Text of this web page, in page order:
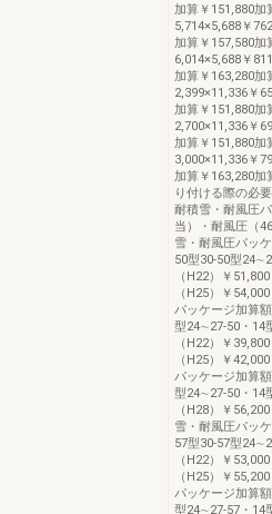
加算￥151,880加
5,714×5,688￥
加算￥157,580加
6,014×5,688￥
加算￥163,280加
2,399×11,336￥
加算￥151,880加
2,700×11,336￥
加算￥151,880加
3,000×11,336￥
加算￥163,280加
り付ける際の必
耐積雪・耐風圧
当）・耐風圧（
雪・耐風圧パッ
50型30-50型
（H22）￥
（H25）￥
パッケージ加算
型24∼27-50・14
（H22）￥
（H25）￥
パッケージ加算
型24∼27-50・14
（H28）￥
雪・耐風圧パッ
57型30-57型
（H22）￥
（H25）￥
パッケージ加算
型24∼27-57・14